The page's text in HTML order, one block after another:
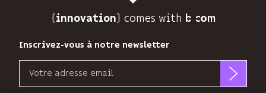
{innovation} comes with b>
Inscrivez-vous à notre newsletter